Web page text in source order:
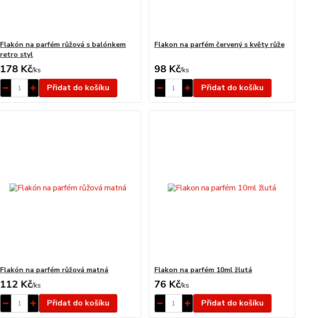
Flakón na parfém růžová s balónkem
retro styl
178 Kč/ks
Přidat do košíku
Flakon na parfém červený s květy růže
98 Kč/ks
Přidat do košíku
Flakón na parfém růžová matná
112 Kč/ks
Přidat do košíku
Flakon na parfém 10ml žlutá
76 Kč/ks
Přidat do košíku